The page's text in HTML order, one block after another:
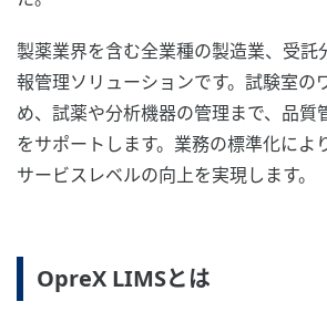
製薬業界を含む全業種の製造業、受託
報管理ソリューションです。試験室の
め、試薬や分析機器の管理まで、品質
をサポートします。業務の標準化によ
サービスレベルの向上を実現します。
OpreX LIMSとは